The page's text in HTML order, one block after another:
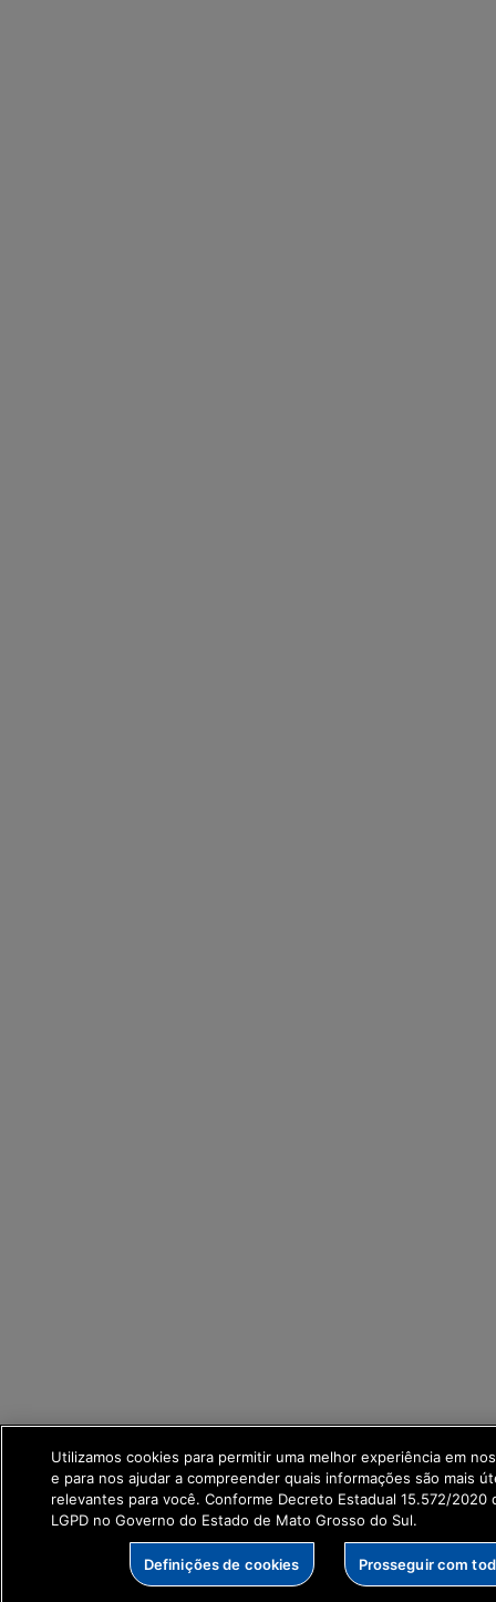
Utilizamos cookies para permitir uma melhor experiência em
e para nos ajudar a compreender quais informações são mais
relevantes para você. Conforme Decreto Estadual 15.572/2020
LGPD no Governo do Estado de Mato Grosso do Sul.
Definições de cookies Prosseguir com